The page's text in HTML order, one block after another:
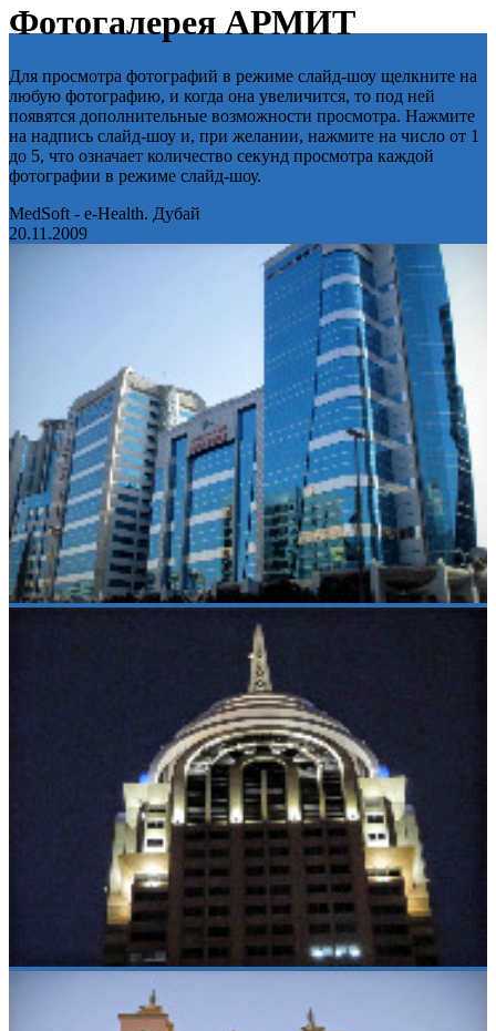
Фотогалерея АРМИТ
Для просмотра фотографий в режиме слайд-шоу щелкните на
любую фотографию, и когда она увеличится, то под ней
появятся дополнительные возможности просмотра. Нажмите
на надпись слайд-шоу и, при желании, нажмите на число от 1
до 5, что означает количество секунд просмотра каждой
фотографии в режиме слайд-шоу.
MedSoft - e-Health. Дубай
20.11.2009